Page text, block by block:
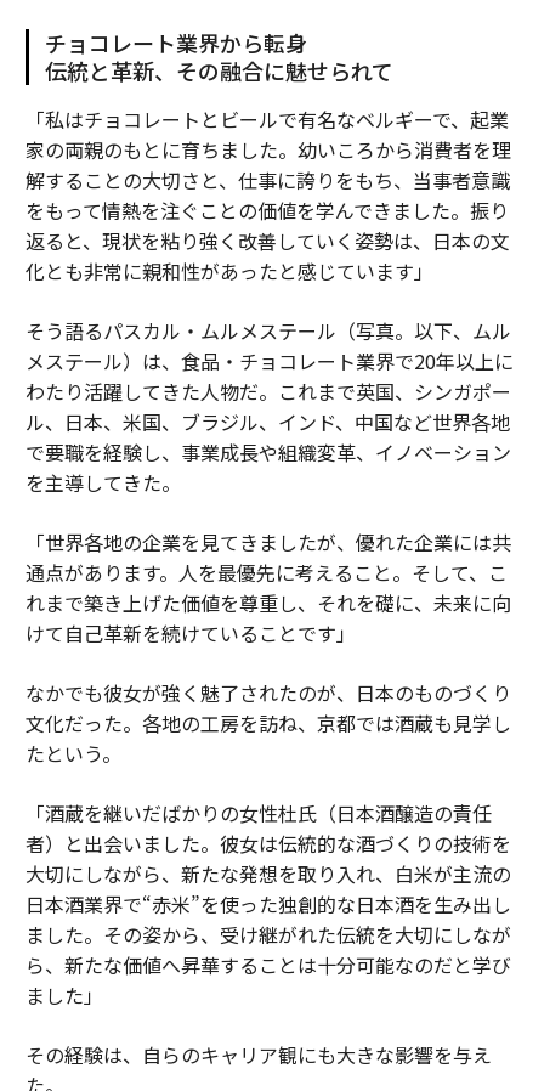
チョコレート業界から転身
伝統と革新、その融合に魅せられて
「私はチョコレートとビールで有名なベルギーで、起業
家の両親のもとに育ちました。幼いころから消費者を理
解することの大切さと、仕事に誇りをもち、当事者意識
をもって情熱を注ぐことの価値を学んできました。振り
返ると、現状を粘り強く改善していく姿勢は、日本の文
化とも非常に親和性があったと感じています」
そう語るパスカル・ムルメステール（写真。以下、ムル
メステール）は、食品・チョコレート業界で20年以上に
わたり活躍してきた人物だ。これまで英国、シンガポー
ル、日本、米国、ブラジル、インド、中国など世界各地
で要職を経験し、事業成長や組織変革、イノベーション
を主導してきた。
「世界各地の企業を見てきましたが、優れた企業には共
通点があります。人を最優先に考えること。そして、こ
れまで築き上げた価値を尊重し、それを礎に、未来に向
けて自己革新を続けていることです」
なかでも彼女が強く魅了されたのが、日本のものづくり
文化だった。各地の工房を訪ね、京都では酒蔵も見学し
たという。
「酒蔵を継いだばかりの女性杜氏（日本酒醸造の責任
者）と出会いました。彼女は伝統的な酒づくりの技術を
大切にしながら、新たな発想を取り入れ、白米が主流の
日本酒業界で“赤米”を使った独創的な日本酒を生み出し
ました。その姿から、受け継がれた伝統を大切にしなが
ら、新たな価値へ昇華することは十分可能なのだと学び
ました」
その経験は、自らのキャリア観にも大きな影響を与え
た。